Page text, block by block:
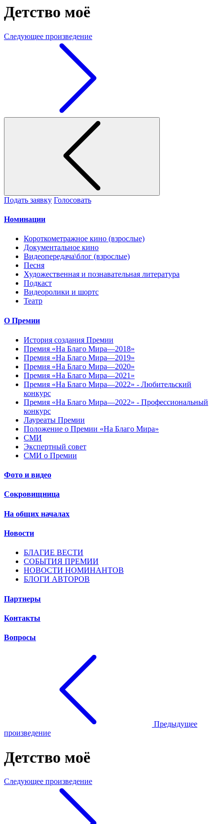
Детство моё
Следующее произведение
Подать заявку Голосовать
Номинации
Короткометражное кино (взрослые)
Документальное кино
Видеопередача\блог (взрослые)
Песня
Художественная и познавательная литература
Подкаст
Видеоролики и шортс
Театр
О Премии
История создания Премии
Премия «На Благо Мира—2018»
Премия «На Благо Мира—2019»
Премия «На Благо Мира—2020»
Премия «На Благо Мира—2021»
Премия «На Благо Мира—2022» - Любительский
конкурс
Премия «На Благо Мира—2022» - Профессиональный
конкурс
Лауреаты Премии
Положение о Премии «На Благо Мира»
СМИ
Экспертный совет
СМИ о Премии
Фото и видео
Сокровищница
На общих началах
Новости
БЛАГИЕ ВЕСТИ
СОБЫТИЯ ПРЕМИИ
НОВОСТИ НОМИНАНТОВ
БЛОГИ АВТОРОВ
Партнеры
Контакты
Вопросы
Предыдущее
произведение
Детство моё
Следующее произведение